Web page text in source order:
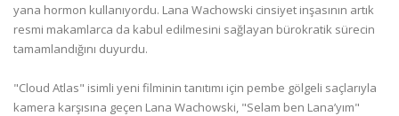
yana hormon kullanıyordu. Lana Wachowski cinsiyet inşasının artık
resmi makamlarca da kabul edilmesini sağlayan bürokratik sürecin
tamamlandığını duyurdu.
"Cloud Atlas" isimli yeni filminin tanıtımı için pembe gölgeli saçlarıyla
kamera karşısına geçen Lana Wachowski, "Selam ben Lana’yım"